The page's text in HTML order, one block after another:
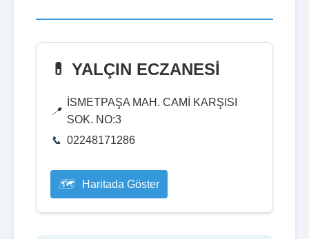
💊 YALÇIN ECZANESİ
İSMETPAŞA MAH. CAMİ KARŞISI
SOK. NO:3
02248171286
Haritada Göster